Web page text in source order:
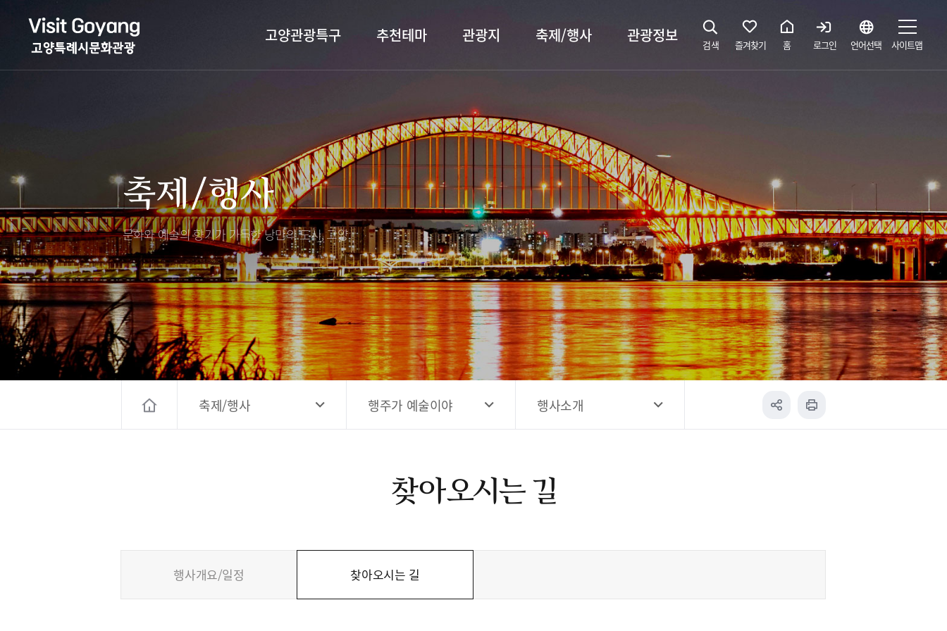
고양관광특구 추천테마
TV속 고양 나들이
야경 나들이
자전거 나들이
도보관광 나들이
DMZ평화의길
서오릉/서삼릉
전시관/박물관
장항습지
누리길
벚꽃명소
고양시 예술창작공간 해움
고양시 예술창작공간 새들
관광지 축제/행사
축제/행사
프로그램 안내
사전신청
자주 묻는 질문
관광정보
고양관광정보센터 소개
층별안내
편의시설
오시는길
대표먹거리
전통시장
템플스테이
숙박 정보
쇼핑 정보
문화관광해설사 예약하기
해설사 공간
고양시관광협의회
고양컨벤션뷰로
경기관광
대한민국 구석구석
공지사항
홍보영상
전자관광지도 다도라
관광안내홍보물
검색 즐겨찾기 홈 로그인 언어선택 사이트맵
축제/행사
문화와 예술의 향기가 가득한낭만의 도시, 고양
축제/행사 행주가 예술이야 행사소개
찾아오시는 길
행사개요/일정 찾아오시는 길